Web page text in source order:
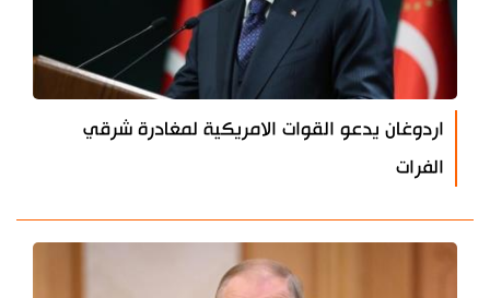
اردوغان يدعو القوات الامريكية لمغادرة شرقي
الفرات